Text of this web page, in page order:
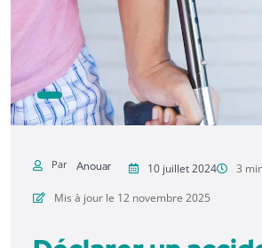
Par Anouar 10 juillet 2024
3
Mis à jour le 12 novembre 2025